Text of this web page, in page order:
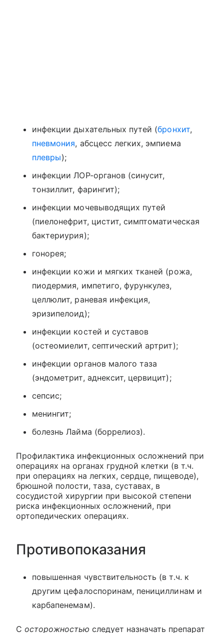
инфекции дыхательных путей (бронхит,
пневмония, абсцесс легких, эмпиема
плевры);
инфекции ЛОР-органов (синусит,
тонзиллит, фарингит);
инфекции мочевыводящих путей
(пиелонефрит, цистит, симптоматическая
бактериурия);
гонорея;
инфекции кожи и мягких тканей (рожа,
пиодермия, импетиго, фурункулез,
целлюлит, раневая инфекция,
эризипелоид);
инфекции костей и суставов
(остеомиелит, септический артрит);
инфекции органов малого таза
(эндометрит, аднексит, цервицит);
сепсис;
менингит;
болезнь Лайма (боррелиоз).
Профилактика инфекционных осложнений при
операциях на органах грудной клетки (в т.ч.
при операциях на легких, сердце, пищеводе),
брюшной полости, таза, суставах, в
сосудистой хирургии при высокой степени
риска инфекционных осложнений, при
ортопедических операциях.
Противопоказания
повышенная чувствительность (в т.ч. к
другим цефалоспоринам, пенициллинам и
карбапенемам).
С осторожностью следует назначать препарат